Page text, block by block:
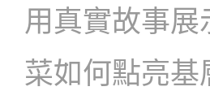
用真實故事展
菜如何點亮基